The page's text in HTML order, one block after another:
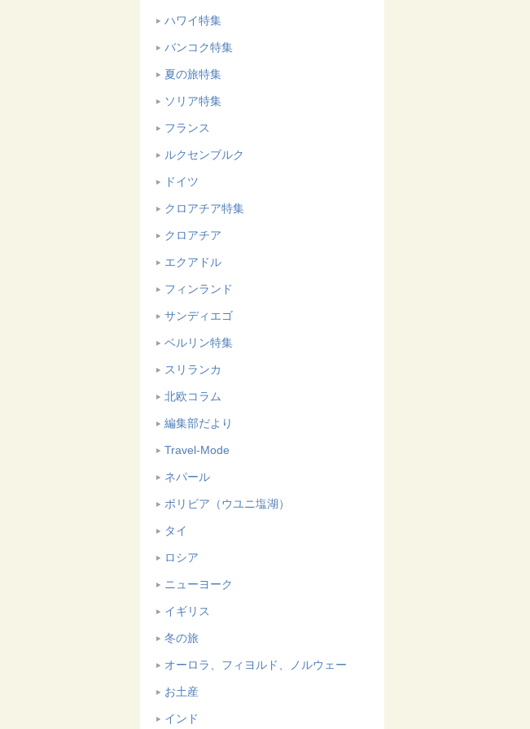
ハワイ特集
バンコク特集
夏の旅特集
ソリア特集
フランス
ルクセンブルク
ドイツ
クロアチア特集
クロアチア
エクアドル
フィンランド
サンディエゴ
ベルリン特集
スリランカ
北欧コラム
編集部だより
Travel-Mode
ネパール
ボリビア（ウユニ塩湖）
タイ
ロシア
ニューヨーク
イギリス
冬の旅
オーロラ、フィヨルド、ノルウェー
お土産
インド